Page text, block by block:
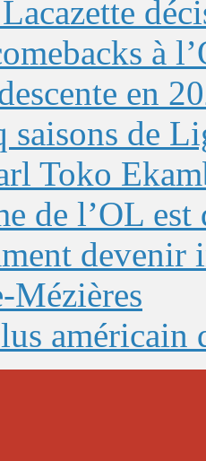
à
en
saisons de
Toko
de l’OL
devenir
Mézières
américain